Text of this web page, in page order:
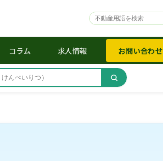
コラム 求人情報 お問い合わせ